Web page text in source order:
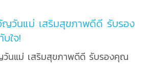
ญวันแม่ เสริมสุขภาพดีดี รับรอง
ใจ!
วันแม่ เสริมสุขภาพดีดี รับรองคุณ